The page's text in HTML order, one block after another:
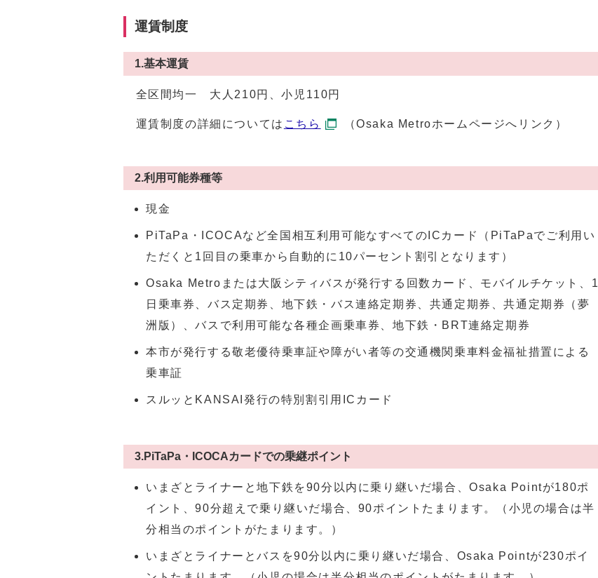
運賃制度
1.基本運賃
全区間均一 大人210円、小児110円
運賃制度の詳細については こちら （Osaka Metroホームページへリンク）
2.利用可能券種等
現金
PiTaPa・ICOCAなど全国相互利用可能なすべてのICカード（PiTaPaでご利用い
ただくと1回目の乗車から自動的に10パーセント割引となります）
Osaka Metroまたは大阪シティバスが発行する回数カード、モバイルチケット、1
日乗車券、バス定期券、地下鉄・バス連絡定期券、共通定期券、共通定期券（夢
洲版）、バスで利用可能な各種企画乗車券、地下鉄・BRT連絡定期券
本市が発行する敬老優待乗車証や障がい者等の交通機関乗車料金福祉措置による
乗車証
スルッとKANSAI発行の特別割引用ICカード
3.PiTaPa・ICOCAカードでの乗継ポイント
いまざとライナーと地下鉄を90分以内に乗り継いだ場合、Osaka Pointが180ポ
イント、90分超えで乗り継いだ場合、90ポイントたまります。（小児の場合は半
分相当のポイントがたまります。）
いまざとライナーとバスを90分以内に乗り継いだ場合、Osaka Pointが230ポイ